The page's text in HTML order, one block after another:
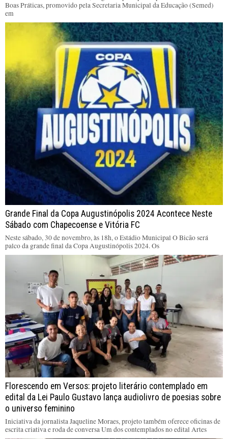
Boas Práticas, promovido pela Secretaria Municipal da Educação (Semed)
em
Grande Final da Copa Augustinópolis 2024 Acontece Neste
Sábado com Chapecoense e Vitória FC
Neste sábado, 30 de novembro, às 18h, o Estádio Municipal O Bicão será
palco da grande final da Copa Augustinópolis 2024. Os
Florescendo em Versos: projeto literário contemplado em
edital da Lei Paulo Gustavo lança audiolivro de poesias sobre
o universo feminino
Iniciativa da jornalista Jaqueline Moraes, projeto também oferece oficinas de
escrita criativa e roda de conversa Um dos contemplados no edital Artes